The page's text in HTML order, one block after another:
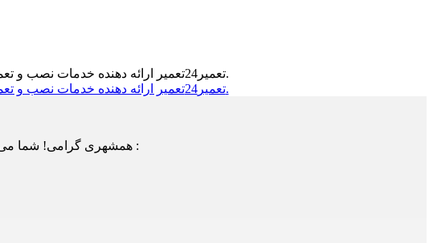
همشهری گرامی! شما می توانید جهت دریافت اطلاعات، سوالات و یا درخواست اعزام تعمیرکار/سرویسکار با شماره های ذیل نیز تماس حاصل فرمایید :